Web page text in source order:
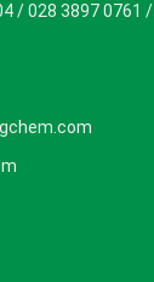
/ 028 3897 0761